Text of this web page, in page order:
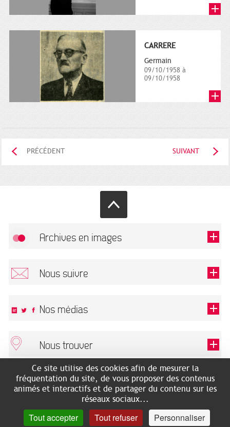
CARRERE
Germain
09/10/1958 à
09/10/1958
PRÉCÉDENT SUIVANT
Archives en images
Nous suivre
Ce champ est exigé.
Nos médias
Nous trouver
ARCHIVES MUNICIPALES
2 rue des Archives
Accès mobilité réduite :
7 avenue de Bellevue
RECHERCHES GÉNÉALOGIQUES
NOUS CONNAÎTRE
SERVICE ÉDUCATIF
LES ARCHIVES EN LIGNE
HISTOIRE DE TOULOUSE
Ce site utilise des cookies afin de mesurer la
fréquentation du site, de vous proposer des contenus
animés et interactifs et de partager du contenu sur les
réseaux sociaux...
Tout accepter Tout refuser Personnaliser